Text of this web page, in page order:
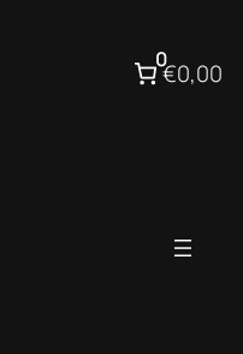
0€0,00